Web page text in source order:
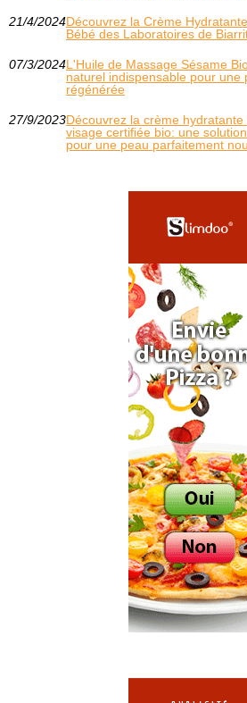
21/4/2024Découvrez la Crème
Bébé des Laboratoires de
07/3/2024L'Huile de Massage Sésame
naturel indispensable pour une
régénérée
27/9/2023Découvrez la crème hydratante
visage certifiée bio: une
pour une peau parfaitement